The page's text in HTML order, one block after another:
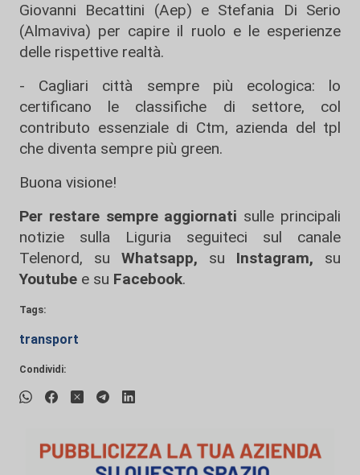
Giovanni Becattini (Aep) e Stefania Di Serio
(Almaviva) per capire il ruolo e le esperienze
delle rispettive realtà.
- Cagliari città sempre più ecologica: lo
certificano le classifiche di settore, col
contributo essenziale di Ctm, azienda del tpl
che diventa sempre più green.
Buona visione!
Per restare sempre aggiornati sulle principali
notizie sulla Liguria seguiteci sul canale
Telenord, su
Whatsapp, su Instagram, su
Youtube e su Facebook.
Tags:
transport
Condividi: